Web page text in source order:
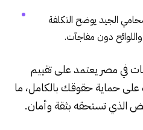
الجيد يوضح التكلفة
واللوائح دون مفاجآت.
في مصر يعتمد على تقييم
على حماية حقوقك بالكامل، ما
الذي تستحقه بثقة وأمان.